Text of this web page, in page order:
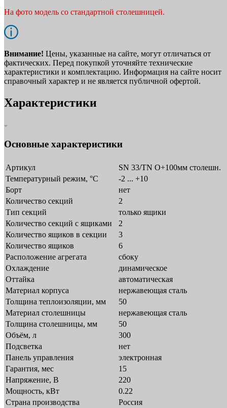
На фото модель со стандартной столешницей.
Внимание! Цены, указанные на сайте, могут отличаться от
фактических. Перед покупкой уточняйте технические
характеристики и комплектацию. Информация на сайте носит
справочный характер и не является публичной офертой.
Характеристики
Основные характеристики
Артикул
SN 33/TN О+100мм столешн.
Температурный режим, °C
-2 ... +10
Борт
нет
Количество секций
2
Тип секций
только ящики
Количество секций с ящиками
2
Количество ящиков в секции
3
Количество ящиков
6
Расположение агрегата
сбоку
Охлаждение
динамическое
Оттайка
автоматическая
Материал корпуса
нержавеющая сталь
Толщина теплоизоляции, мм
50
Материал столешницы
нержавеющая сталь
Толщина столешницы, мм
50
Объём, л
300
Подсветка
нет
Панель управления
электронная
Гарантия, мес
15
Напряжение, В
220
Мощность, кВт
0.22
Страна производства
Россия